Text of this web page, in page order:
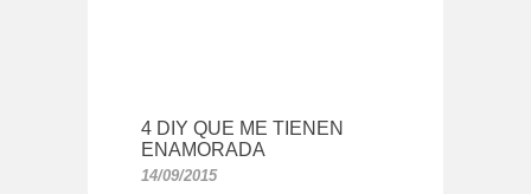
4 DIY QUE ME TIENEN
ENAMORADA
14/09/2015